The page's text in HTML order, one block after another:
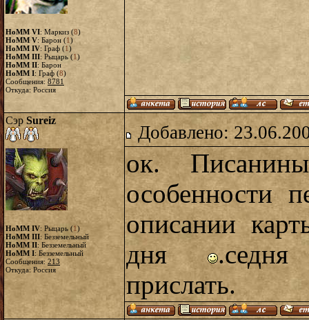
HoMM VI: Маркиз (8)
HoMM V: Барон (1)
HoMM IV: Граф (1)
HoMM III: Рыцарь (1)
HoMM II: Барон
HoMM I: Граф (8)
Сообщения: 8781
Откуда: Россия
Сэр Sureiz
HoMM IV: Рыцарь (1)
HoMM III: Безземельный
HoMM II: Безземельный
HoMM I: Безземельный
Сообщения: 213
Откуда: Россия
Добавлено:
ок.
особенности
описании
дня
прислать.